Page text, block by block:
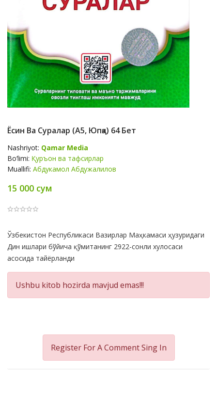
Ёсин Ва Суралар (А5, Юпқа) 64 Бет
Nashriyot: Qamar Media
Bo‘limi: Қуръон ва тафсирлар
Muallifi: Абдукамол Абдужалилов
15 000 сум
Product
Summery
Ўзбекистон Республикаси Вазирлар Маҳкамаси ҳузуридаги
Дин ишлари бўйича қўмитанинг 2922-сонли хулосаси
асосида тайёрланди
Ushbu kitob hozirda mavjud emas!!!
Register For A CommentSing In